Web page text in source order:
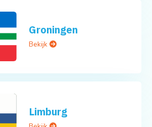
Groningen
Bekijk
Limburg